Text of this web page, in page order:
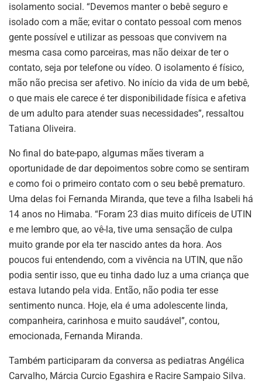
isolamento social. “Devemos manter o bebê seguro e
isolado com a mãe; evitar o contato pessoal com menos
gente possível e utilizar as pessoas que convivem na
mesma casa como parceiras, mas não deixar de ter o
contato, seja por telefone ou vídeo. O isolamento é físico,
mão não precisa ser afetivo. No início da vida de um bebê,
o que mais ele carece é ter disponibilidade física e afetiva
de um adulto para atender suas necessidades”, ressaltou
Tatiana Oliveira.
No final do bate-papo, algumas mães tiveram a
oportunidade de dar depoimentos sobre como se sentiram
e como foi o primeiro contato com o seu bebê prematuro.
Uma delas foi Fernanda Miranda, que teve a filha Isabeli há
14 anos no Himaba. “Foram 23 dias muito difíceis de UTIN
e me lembro que, ao vê-la, tive uma sensação de culpa
muito grande por ela ter nascido antes da hora. Aos
poucos fui entendendo, com a vivência na UTIN, que não
podia sentir isso, que eu tinha dado luz a uma criança que
estava lutando pela vida. Então, não podia ter esse
sentimento nunca. Hoje, ela é uma adolescente linda,
companheira, carinhosa e muito saudável”, contou,
emocionada, Fernanda Miranda.
Também participaram da conversa as pediatras Angélica
Carvalho, Márcia Curcio Egashira e Racire Sampaio Silva.